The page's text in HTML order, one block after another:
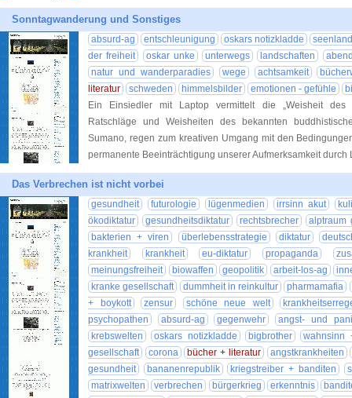
Sonntagwanderung und Sonstiges
absurd-ag entschleunigung oskars notizkladde
der freiheit
oskar unke unterwegs landschaften
natur und wanderparadies
wege achtsamkeit
literatur
schweden himmelsbilder emotionen - gefühle
Ein Einsiedler mit Laptop vermittelt die „Weisheit des
Ratschläge und Weisheiten des bekannten
Sumano, regen zum kreativen Umgang mit den
permanente Beeinträchtigung unserer Aufmerksamkeit
Das Verbrechen ist nicht vorbei
gesundheit futurologie lügenmedien irrsinn akut
ökodiktatur
gesundheitsdiktatur rechtsbrecher
alptraum
bakterien + viren
überlebensstrategie diktatur
krankheit
krankheit eu-diktatur propaganda
meinungsfreiheit
biowaffen geopolitik arbeit-los-ag
kranke gesellschaft
dummheit in reinkultur
pharmamafia
+ boykott
zensur schöne neue welt
psychopathen
absurd-ag gegenwehr
angst- und
krebswelten
oskars notizkladde bigbrother
wahnsinn
gesellschaft
corona bücher + literatur
angstkrankheiten
gesundheit
bananenrepublik kriegstreiber + banditen
matrixwelten
verbrechen bürgerkrieg erkenntnis